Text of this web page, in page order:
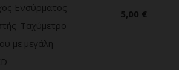
Ενσύρματος
Ταχύμετρο
με μεγάλη
5,00 €